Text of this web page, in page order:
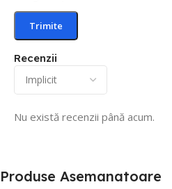
Recenzii
Nu există recenzii până acum.
Produse Asemanatoare